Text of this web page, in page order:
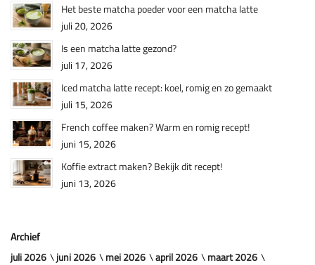
Het beste matcha poeder voor een matcha latte
juli 20, 2026
Is een matcha latte gezond?
juli 17, 2026
Iced matcha latte recept: koel, romig en zo gemaakt
juli 15, 2026
French coffee maken? Warm en romig recept!
juni 15, 2026
Koffie extract maken? Bekijk dit recept!
juni 13, 2026
Archief
juli 2026
juni 2026 mei 2026 april 2026
maart 2026